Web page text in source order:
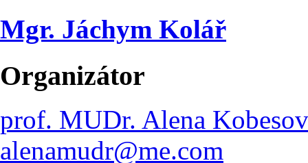
Mgr. Jáchym Kolář
Organizátor
prof. MUDr. Alena
alenamudr@me.com